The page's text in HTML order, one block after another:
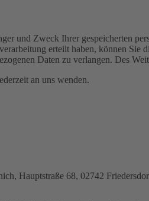
und Zweck Ihrer gespeicherten
erteilt haben, können
Daten zu verlangen. Des
an uns wenden.
Hauptstraße 68, 02742